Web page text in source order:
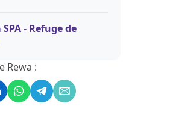
- Refuge de
Rewa :